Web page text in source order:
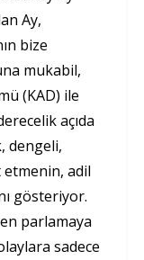
Ay,
bize
mukabil,
(KAD) ile
açıda
dengeli,
etmenin, adil
gösteriyor.
parlamaya
sadece